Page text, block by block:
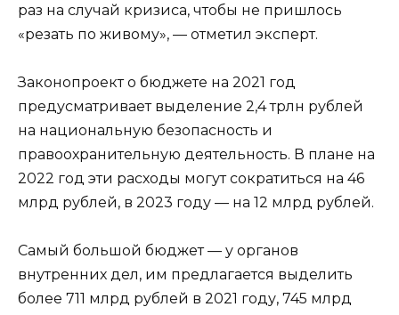
раз на случай кризиса, чтобы не пришлось
«резать по живому», — отметил эксперт.
Законопроект о бюджете на 2021 год
предусматривает выделение 2,4 трлн рублей
на национальную безопасность и
правоохранительную деятельность. В плане на
2022 год эти расходы могут сократиться на 46
млрд рублей, в 2023 году — на 12 млрд рублей.
Самый большой бюджет — у органов
внутренних дел, им предлагается выделить
более 711 млрд рублей в 2021 году, 745 млрд